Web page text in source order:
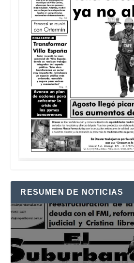
RESUMEN DE NOTICIAS
Reproductor
de
vídeo